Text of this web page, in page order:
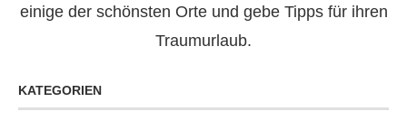
einige der schönsten Orte und gebe Tipps für ihren
Traumurlaub.
KATEGORIEN